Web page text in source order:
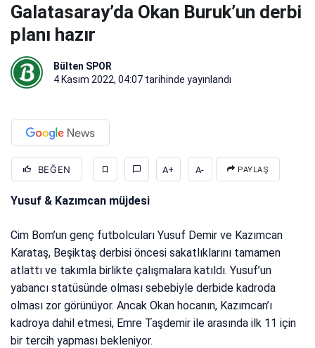
Galatasaray’da Okan Buruk’un derbi
planı hazır
Bülten SPOR
4 Kasım 2022, 04:07 tarihinde yayınlandı
BEĞEN A+ A- PAYLAŞ
Yusuf & Kazımcan müjdesi
Cim Bom’un genç futbolcuları Yusuf Demir ve Kazımcan
Karataş, Beşiktaş derbisi öncesi sakatlıklarını tamamen
atlattı ve takımla birlikte çalışmalara katıldı. Yusuf’un
yabancı statüsünde olması sebebiyle derbide kadroda
olması zor görünüyor. Ancak Okan hocanın, Kazımcan’ı
kadroya dahil etmesi, Emre Taşdemir ile arasında ilk 11 için
bir tercih yapması bekleniyor.